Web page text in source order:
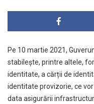
Pe 10 martie 2021,
stabilește, printre altele,
identitate, a cărții de
identitate provizorie, ce
data asigurării